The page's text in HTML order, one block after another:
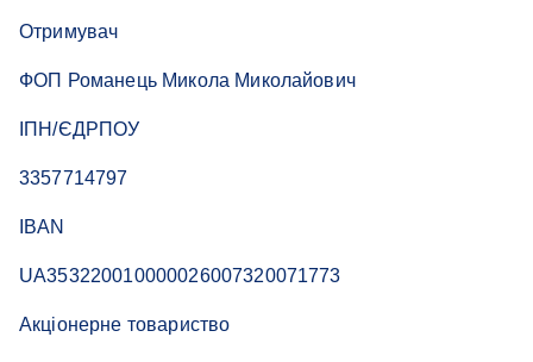
Отримувач
ФОП Романець Микола Миколайович
ІПН/ЄДРПОУ
3357714797
IBAN
UA353220010000026007320071773
Акціонерне товариство